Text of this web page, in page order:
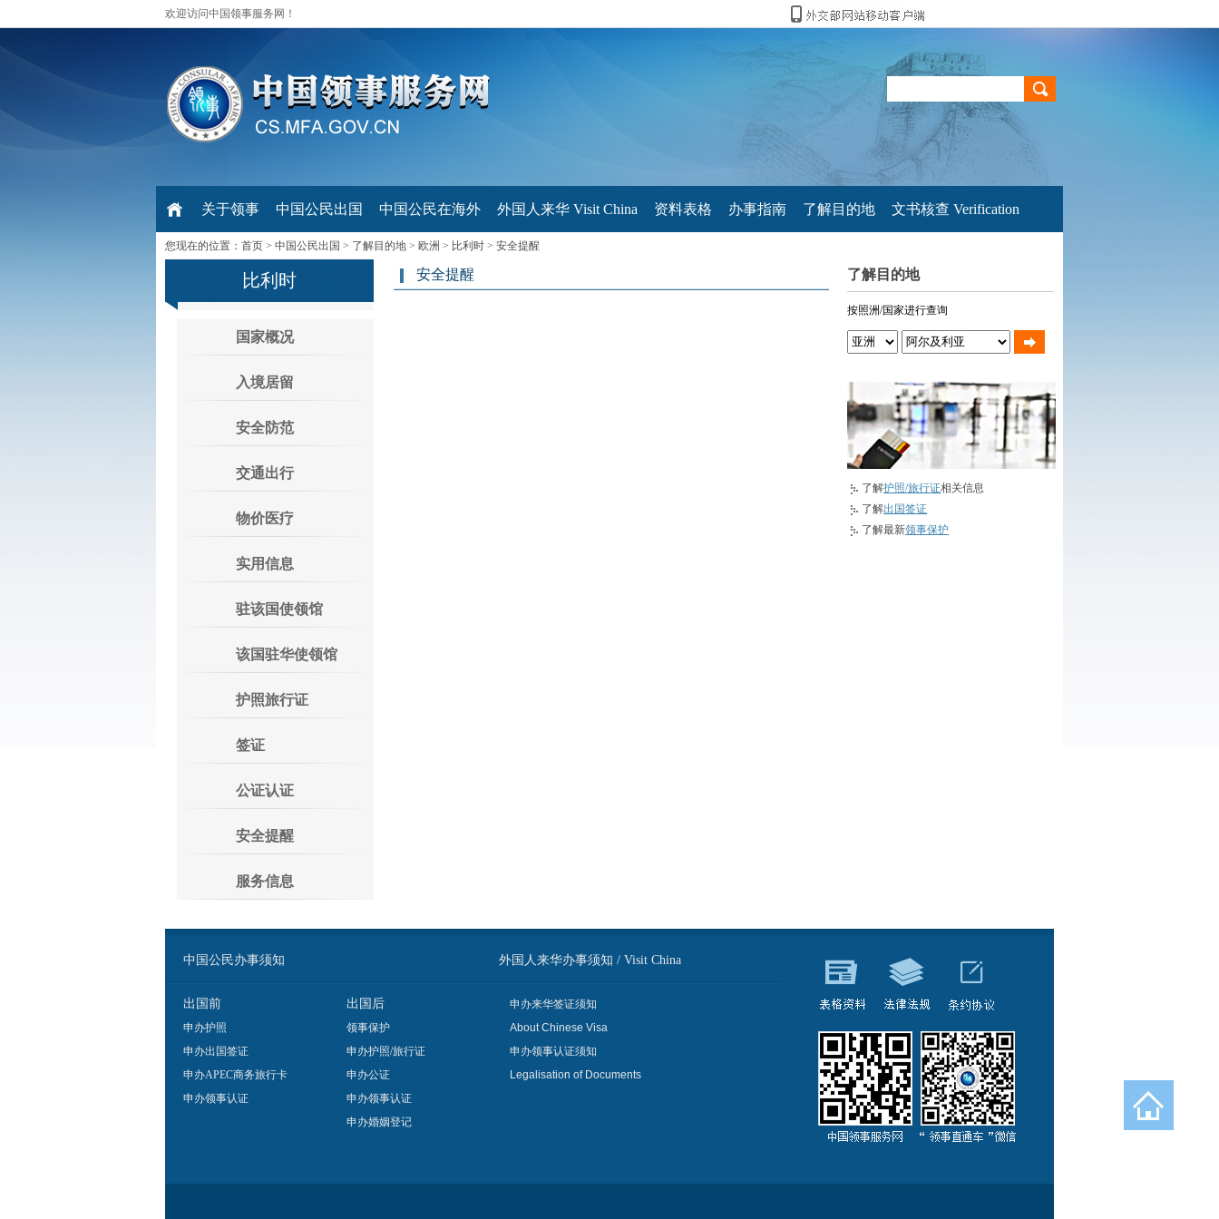
欢迎访问中国领事服务网！
关于领事 中国公民出国 中国公民在海外 外国人来华 Visit China 资料表格 办事指南 了解目的地 文书核查 Verification
您现在的位置： 首页 > 中国公民出国 > 了解目的地 > 欧洲 > 比利时 > 安全提醒
比利时
国家概况
入境居留
安全防范
交通出行
物价医疗
实用信息
驻该国使领馆
该国驻华使领馆
护照旅行证
签证
公证认证
安全提醒
服务信息
安全提醒 了解目的地
按照洲/国家进行查询
了解护照/旅行证相关信息
了解出国签证
了解最新领事保护
中国公民办事须知 外国人来华办事须知 / Visit China
出国前
申办护照
申办出国签证
申办APEC商务旅行卡
申办领事认证
出国后
领事保护
申办护照/旅行证
申办公证
申办领事认证
申办婚姻登记
申办来华签证须知
About Chinese Visa
申办领事认证须知
Legalisation of Documents